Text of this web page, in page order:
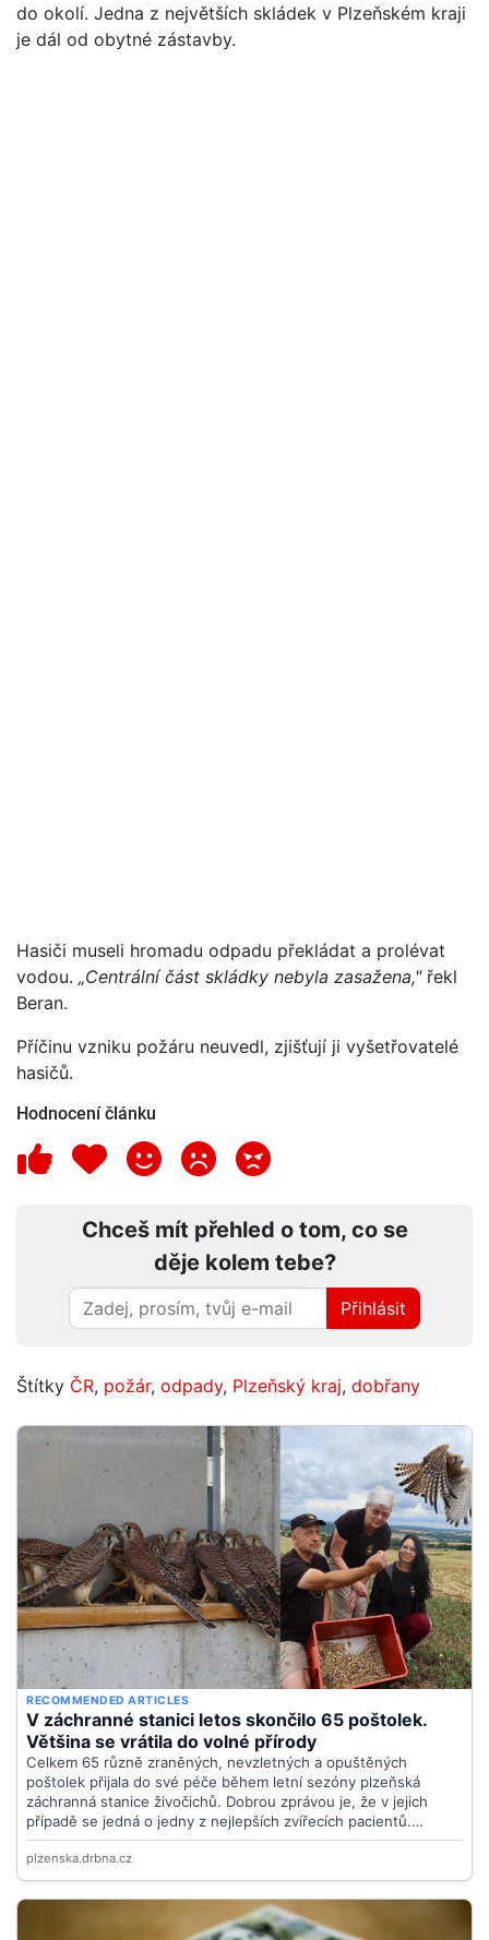
do okolí. Jedna z největších skládek v Plzeňském kraji
je dál od obytné zástavby.
Hasiči museli hromadu odpadu překládat a prolévat
vodou. „Centrální část skládky nebyla zasažena," řekl
Beran.
Příčinu vzniku požáru neuvedl, zjišťují ji vyšetřovatelé
hasičů.
Hodnocení článku
Chceš mít přehled o tom, co se
děje kolem tebe?
Přihlásit
Štítky ČR, požár, odpady, Plzeňský kraj, dobřany